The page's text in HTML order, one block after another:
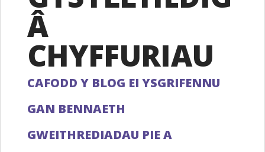
Â
CHYFFURIAU
CAFODD Y BLOG EI YSGRIFENNU
GAN BENNAETH
GWEITHREDIADAU PIE A